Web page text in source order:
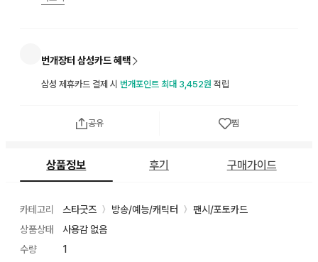
번개장터 삼성카드 혜택
삼성 제휴카드 결제 시 번개포인트 최대 3,452원 적립
공유 찜
상품정보 후기 구매가이드
카테고리 스타굿즈 〉 방송/예능/캐릭터 〉
팬시/포토카드
상품상태
사용감 없음
수량
1